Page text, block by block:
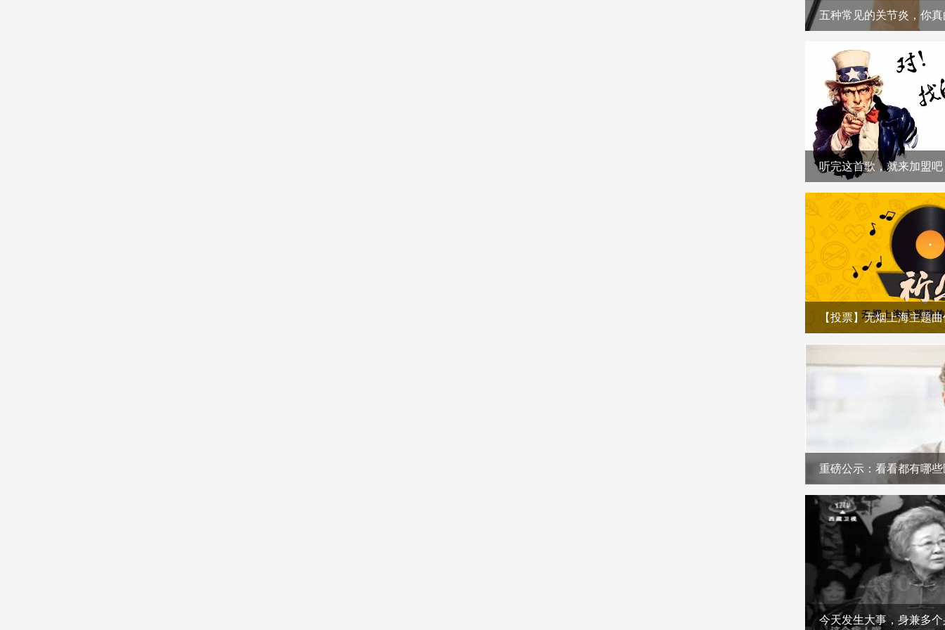
五种常见的关节炎，你
听完这首歌，就来加盟吧
重磅公示：看看都有哪